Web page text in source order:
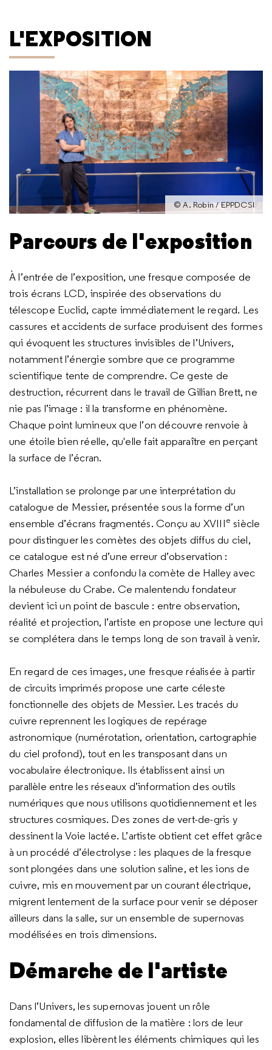
L'EXPOSITION
© A. Robin / EPPDCSI
Parcours de l'exposition
À l’entrée de l’exposition, une fresque composée de
trois écrans LCD, inspirée des observations du
télescope Euclid, capte immédiatement le regard. Les
cassures et accidents de surface produisent des formes
qui évoquent les structures invisibles de l’Univers,
notamment l’énergie sombre que ce programme
scientifique tente de comprendre. Ce geste de
destruction, récurrent dans le travail de Gillian Brett, ne
nie pas l’image : il la transforme en phénomène.
Chaque point lumineux que l’on découvre renvoie à
une étoile bien réelle, qu'elle fait apparaître en perçant
la surface de l’écran.
L’installation se prolonge par une interprétation du
catalogue de Messier, présentée sous la forme d’un
ensemble d’écrans fragmentés. Conçu au XVIIIe siècle
pour distinguer les comètes des objets diffus du ciel,
ce catalogue est né d’une erreur d’observation :
Charles Messier a confondu la comète de Halley avec
la nébuleuse du Crabe. Ce malentendu fondateur
devient ici un point de bascule : entre observation,
réalité et projection, l’artiste en propose une lecture qui
se complétera dans le temps long de son travail à venir.
En regard de ces images, une fresque réalisée à partir
de circuits imprimés propose une carte céleste
fonctionnelle des objets de Messier. Les tracés du
cuivre reprennent les logiques de repérage
astronomique (numérotation, orientation, cartographie
du ciel profond), tout en les transposant dans un
vocabulaire électronique. Ils établissent ainsi un
parallèle entre les réseaux d’information des outils
numériques que nous utilisons quotidiennement et les
structures cosmiques. Des zones de vert-de-gris y
dessinent la Voie lactée. L’artiste obtient cet effet grâce
à un procédé d’électrolyse : les plaques de la fresque
sont plongées dans une solution saline, et les ions de
cuivre, mis en mouvement par un courant électrique,
migrent lentement de la surface pour venir se déposer
ailleurs dans la salle, sur un ensemble de supernovas
modélisées en trois dimensions.
Démarche de l'artiste
Dans l’Univers, les supernovas jouent un rôle
fondamental de diffusion de la matière : lors de leur
explosion, elles libèrent les éléments chimiques qui les